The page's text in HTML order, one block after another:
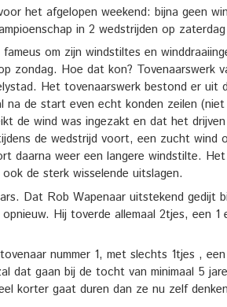
het afgelopen weekend: bijna geen
in 2 wedstrijden op
om zijn windstiltes en
zondag. Hoe dat kon? Tovenaarswerk
Het tovenaarswerk bestond er
de start even echt konden zeilen
de wind was ingezakt en dat het
de wedstrijd voort, een zucht wind
daarna weer een langere windstilte.
de sterk wisselende uitslagen.
Dat Rob Wapenaar uitstekend gedijt
Hij toverde allemaal 2tjes, een
nummer 1, met slechts 1tjes ,
dat gaan bij de tocht van minimaal 5
korter gaat duren dan ze nu zelf